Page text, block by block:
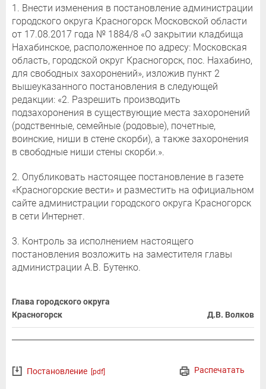
1. Внести изменения в постановление администрации
городского округа Красногорск Московской области
от 17.08.2017 года № 1884/8 «О закрытии кладбища
Нахабинское, расположенное по адресу: Московская
область, городской округ Красногорск, пос. Нахабино,
для свободных захоронений», изложив пункт 2
вышеуказанного постановления в следующей
редакции: «2. Разрешить производить
подзахоронения в существующие места захоронений
(родственные, семейные (родовые), почетные,
воинские, ниши в стене скорби), а также захоронения
в свободные ниши стены скорби.».
2. Опубликовать настоящее постановление в газете
«Красногорские вести» и разместить на официальном
сайте администрации городского округа Красногорск
в сети Интернет.
3. Контроль за исполнением настоящего
постановления возложить на заместителя главы
администрации А.В. Бутенко.
Глава городского округа
Красногорск
Д.В. Волков
Распечатать
Постановление [pdf]